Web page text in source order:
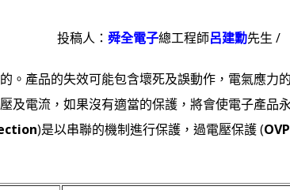
投稿人： 舜全電子總工程師呂建勳先生 /
。產品的失效可能包含壞死及誤動作，電氣應力
及電流，如果沒有適當的保護，將會使電子產品
)是以串聯的機制進行保護，過電壓保護 (